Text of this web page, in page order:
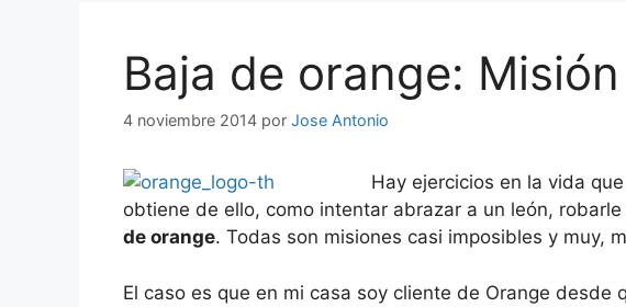
Baja de orange:
4 noviembre 2014 por Jose Antonio
Hay ejercicios en la vida
obtiene de ello, como intentar abrazar a un león,
de orange. Todas son misiones casi imposibles y muy,
El caso es que en mi casa soy cliente de Orange